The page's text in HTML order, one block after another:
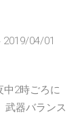
04/01
中2時ごろに
武器バランス